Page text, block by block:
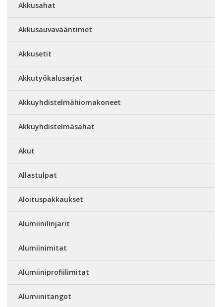
Akkusahat
Akkusauvavääntimet
Akkusetit
Akkutyökalusarjat
Akkuyhdistelmähiomakoneet
Akkuyhdistelmäsahat
Akut
Allastulpat
Aloituspakkaukset
Alumiinilinjarit
Alumiinimitat
Alumiiniprofiilimitat
Alumiinitangot